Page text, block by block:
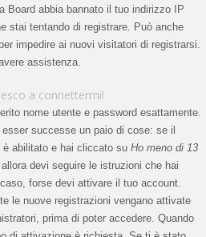
Board abbia bannato il tuo indirizzo IP
stai tentando di registrare. Può anche
impedire ai nuovi visitatori di registrarsi.
assistenza.
a connettermi!
nome utente e password esattamente.
successe un paio di cose: se il
è abilitato e hai cliccato su Ho meno di 13
devi seguire le istruzioni che hai
forse devi attivare il tuo account.
le nuove registrazioni vengano attivate
prima di poter accedere. Quando